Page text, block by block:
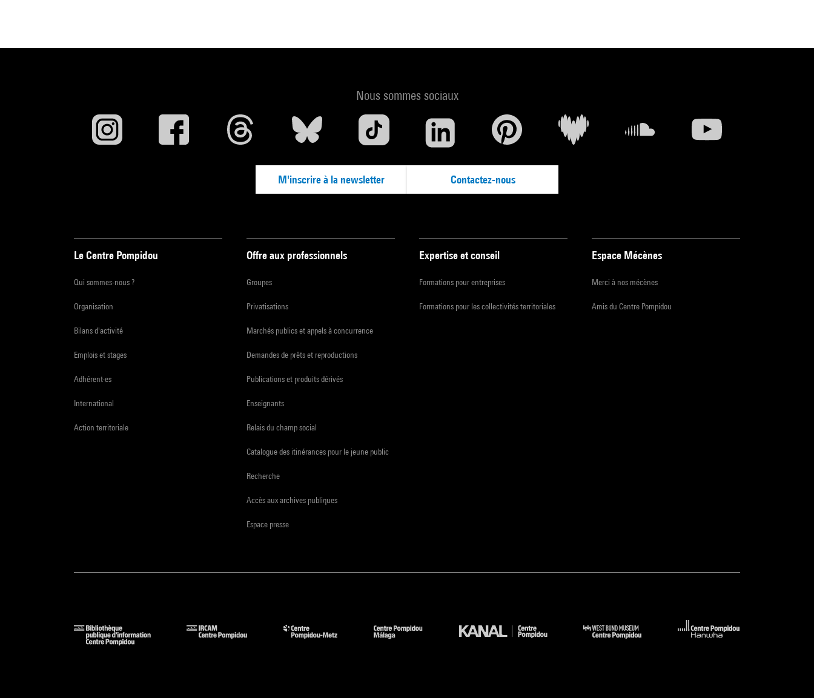
Nous sommes sociaux
M'inscrire à la newsletter Contactez-nous
Le Centre Pompidou
Qui sommes-nous ?
Organisation
Bilans d'activité
Emplois et stages
Adhérent·es
International
Action territoriale
Offre aux professionnels
Groupes
Privatisations
Marchés publics et appels à concurrence
Demandes de prêts et reproductions
Publications et produits dérivés
Enseignants
Relais du champ social
Catalogue des itinérances pour le jeune public
Recherche
Accès aux archives publiques
Espace presse
Expertise et conseil
Formations pour entreprises
Formations pour les collectivités territoriales
Espace Mécènes
Merci à nos mécènes
Amis du Centre Pompidou